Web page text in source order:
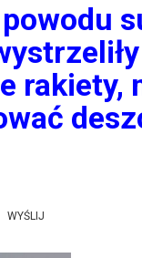
rakiety,
WYŚLIJ